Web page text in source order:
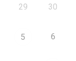
29 30
5 6